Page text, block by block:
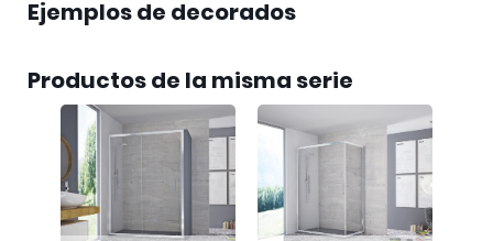
Ejemplos de decorados
Productos de la misma serie